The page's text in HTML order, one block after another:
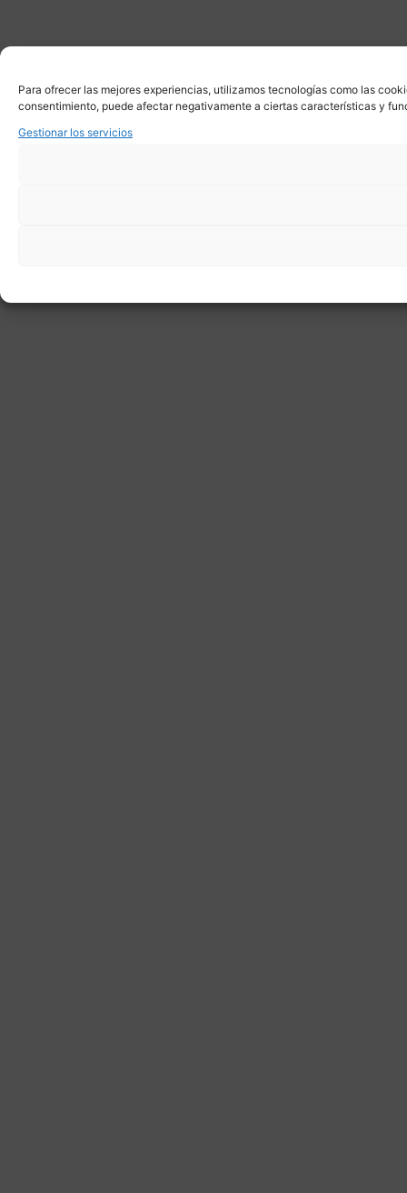
Para ofrecer las mejores experiencias, utilizamos tecnologías como las
consentimiento, puede afectar negativamente a ciertas características y
Gestionar los servicios